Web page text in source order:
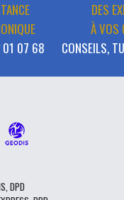
07 68
DES
À VOS
CONSEILS,
DPD